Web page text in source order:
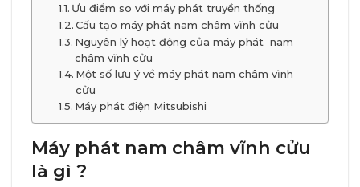
Ưu điểm so với máy phát truyền thống
Cấu tạo máy phát nam châm vĩnh cửu
Nguyên lý hoạt động của máy phát nam
châm vĩnh cửu
Một số lưu ý về máy phát nam châm vĩnh
cửu
Máy phát điện Mitsubishi
Máy phát nam châm vĩnh cửu
là gì ?